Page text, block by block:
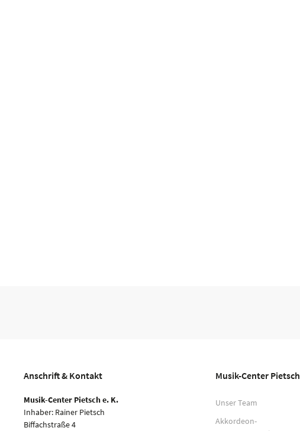
Anschrift & Kontakt
Musik-Center Pietsch e. K.
Inhaber: Rainer Pietsch
Biffachstraße 4
Musik-Center Pietsch
Unser Team
Akkordeon-